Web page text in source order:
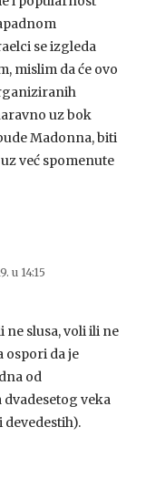
se izgleda
mislim da će ovo
uz bok
Madonna, biti
već spomenute
u 14:15
ne slusa, voli ili ne
ospori da je
od
veka
devedestih).